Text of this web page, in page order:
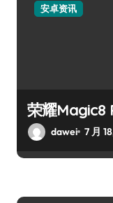
安卓资讯
荣耀Magic8
dawei 7 月